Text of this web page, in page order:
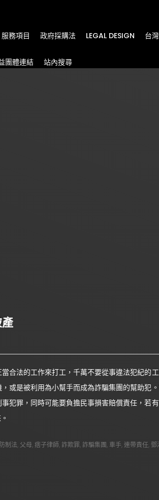
服務項目 政府採購法 LEGAL DESIGN 台
團體連結 站內搜尋
合法的工作來打工，千萬不要從事違法犯紀的
或是被利用為小幫手而成為詐騙集團的幫助犯
犯罪，同時可能要負擔民事損害賠償責任，若
制法, 父母, 痞子律師, 詐欺罪, 詐騙集團, 車手,連帶責任, 鄧